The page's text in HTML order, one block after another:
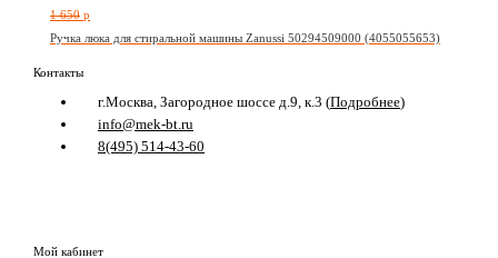
1 650 p
Ручка люка для стиральной машины Zanussi 50294509000 (4055055653)
Контакты
г.Москва, Загородное шоссе д.9, к.3 (Подробнее)
info@mek-bt.ru
8(495) 514-43-60
Мой кабинет